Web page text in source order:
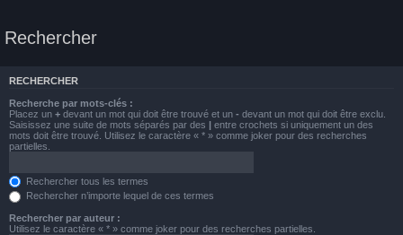
Rechercher
RECHERCHER
Recherche par mots-clés :
Placez un + devant un mot qui doit être trouvé et un - devant un mot qui doit être exclu.
Saisissez une suite de mots séparés par des | entre crochets si uniquement un des
mots doit être trouvé. Utilisez le caractère « * » comme joker pour des recherches
partielles.
Rechercher tous les termes
Rechercher n’importe lequel de ces termes
Rechercher par auteur :
Utilisez le caractère « * » comme joker pour des recherches partielles.